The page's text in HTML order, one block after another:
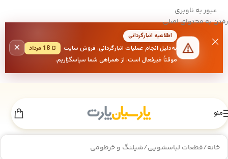
عبور به ناوبری
رفتن به محتوای اصلی
اطلاعیه انبارگردانی
به‌دلیل انجام عملیات انبارگردانی، فروش سایت
تا 18 مرداد
موقتاً غیرفعال است. از همراهی شما سپاسگزاریم.
×
منو
خانه/قطعات لباسشویی/شیلنگ و خرطومی